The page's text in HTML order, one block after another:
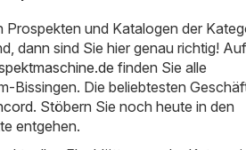
und Katalogen der
dann sind Sie hier genau richtig! Auf
finden Sie alle
Bissingen. Die beliebtesten
. Stöbern Sie noch heute in den
entgehen.